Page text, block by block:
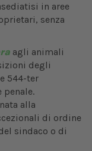
in aree
senza
agli animali
degli
544-ter
alla
di ordine
sindaco o di